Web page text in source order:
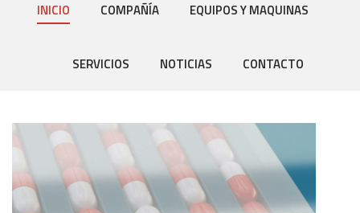
INICIO COMPAÑÍA EQUIPOS Y MAQUINAS
SERVICIOS NOTICIAS CONTACTO